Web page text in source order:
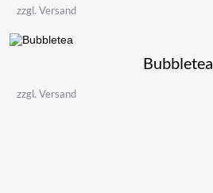
zzgl. Versand
Bubbletea
zzgl. Versand